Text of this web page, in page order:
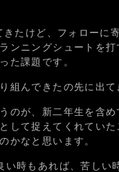
たけど、フォローに
ンニングシュートを
た課題です。
組んできたの先に出
のが、新二年生を含
して捉えてくれてい
かなと思います。
い時もあれば、苦し